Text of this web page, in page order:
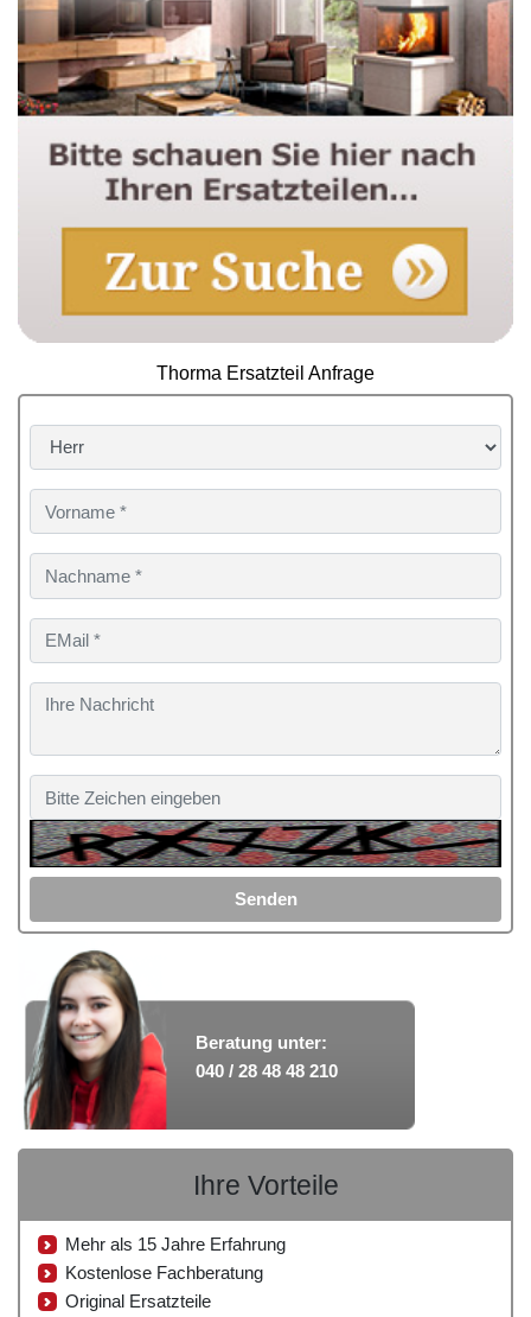
Thorma Ersatzteil Anfrage
Senden
Beratung unter:
040 / 28 48 48 210
Ihre Vorteile
Mehr als 15 Jahre Erfahrung
Kostenlose Fachberatung
Original Ersatzteile